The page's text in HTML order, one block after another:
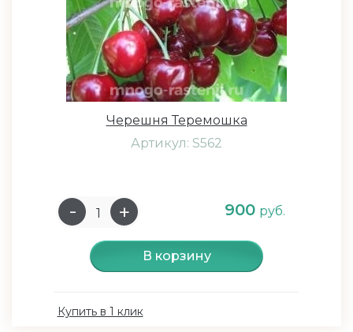
Черешня Теремошка
Артикул: S562
900 руб.
В корзину
Купить в 1 клик